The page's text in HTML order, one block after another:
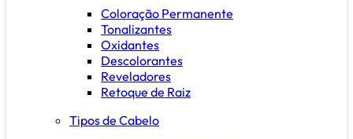
Coloração Permanente
Tonalizantes
Oxidantes
Descolorantes
Reveladores
Retoque de Raiz
Tipos de Cabelo